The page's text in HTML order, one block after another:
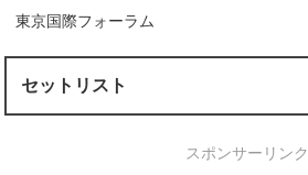
東京国際フォーラム
セットリスト
スポンサーリンク